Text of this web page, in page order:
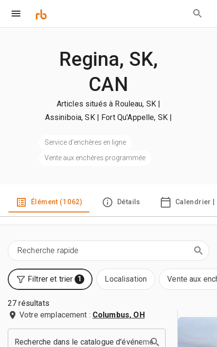
Regina, SK,
CAN
Articles situés à Rouleau, SK |
Assiniboia, SK | Fort Qu'Appelle, SK |
Service d'enchères en ligne
Vente aux enchères programmée
Élément (1 062) Détails Calendrier |
Filtrer et trier 1 Localisation Vente aux
27 résultats
Votre emplacement : Columbus, OH
Recherche dans le catalogue d'événements